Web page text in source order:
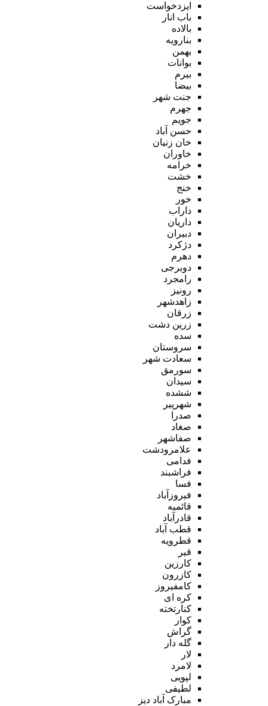
ایزدخواست
باب انار
بالاده
بنارویه
بهمن
بوانات
بیرم
بیضا
جنت شهر
جهرم
جویم
حسن آباد
خان زنیان
خاوران
خرامه
خشت
خنج
خور
داراب
داریان
دبیران
دژکرد
دهرم
دوبرجی
رامجرد
رونیز
زاهدشهر
زرقان
زرین دشت
سده
سروستان
سعادت شهر
سورمق
سیدان
ششده
شهرپیر
صدرا
صغاد
صفاشهر
علامرودشت
فدامی
فراشبند
فسا
فیروزآباد
قائمیه
قادرآباد
قطب آباد
قطرویه
قیر
کارزین
کازرون
کامفیروز
کره ای
کنارتخته
کوار
گراش
گله دار
لار
لامرد
لپویی
لطیفی
مبارک آباد دیز